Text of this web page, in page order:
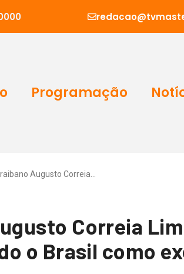
Programação
Augusto Correia…
Correia
o Brasil como